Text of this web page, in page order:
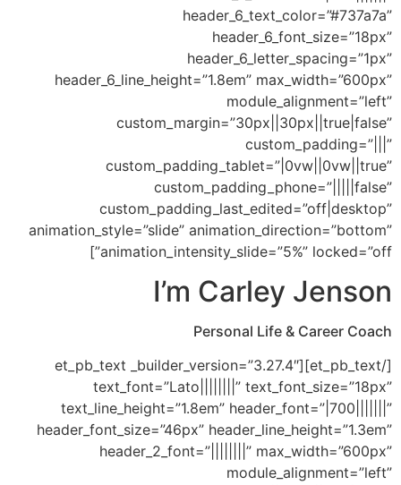
header_6_line_height=”1.8em”
animation_style=”slide”
animation_intensity_slide=”5%”
I’m Carley
Personal Life &
[/et_pb_text][et_pb_text _builder_version=”3.27.4″
text_font=”Lato||||||||”
text_line_height=”1.8em”
header_font_size=”46px”
header_2_font=”||||||||”